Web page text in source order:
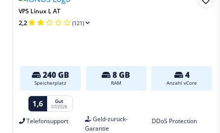
VPS Linux L AT
2,2 (121)
240 GB
Speicherplatz
8 GB
RAM
4
Anzahl vCore
1,6 Gut
07/2026
Telefonsupport
Geld-zurück-
Garantie
DDoS Protection